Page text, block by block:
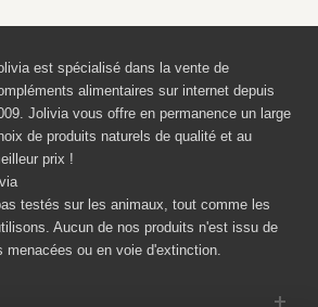
est spécialisé dans la vente de
alimentaires sur internet depuis
Jolivia vous offre en permanence un large
de produits naturels de qualité et au
prix !
testés sur les animaux, tout comme les
Aucun de nos produits n'est issu de
menacées ou en voie d'extinction.